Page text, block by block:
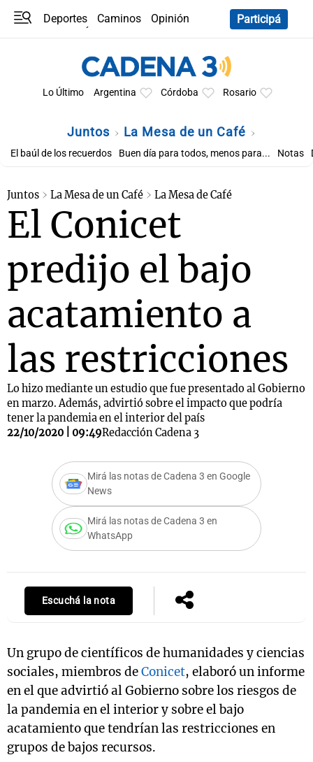
Deportes Caminos
Opinión
Participá
Lo Último Argentina Córdoba Rosario
Juntos La Mesa de un Café
El baúl de los recuerdos Buen día para todos, menos para... Notas
Juntos La Mesa de un Café La Mesa de Café
El Conicet
predijo el bajo
acatamiento a
las restricciones
Lo hizo mediante un estudio que fue presentado al Gobierno
en marzo. Además, advirtió sobre el impacto que podría
tener la pandemia en el interior del país
22/10/2020 | 09:49Redacción Cadena 3
Mirá las notas de Cadena 3 en Google
News
Mirá las notas de Cadena 3 en
WhatsApp
Escuchá la nota
Un grupo de científicos de humanidades y ciencias
sociales, miembros deConicet, elaboró un informe
en el que advirtió al Gobierno sobre los riesgos de
la pandemia en el interior y sobre el bajo
acatamiento que tendrían las restricciones en
grupos de bajos recursos.
Notas
Mundial 2026
Notas
La Sole en
Cadena 3